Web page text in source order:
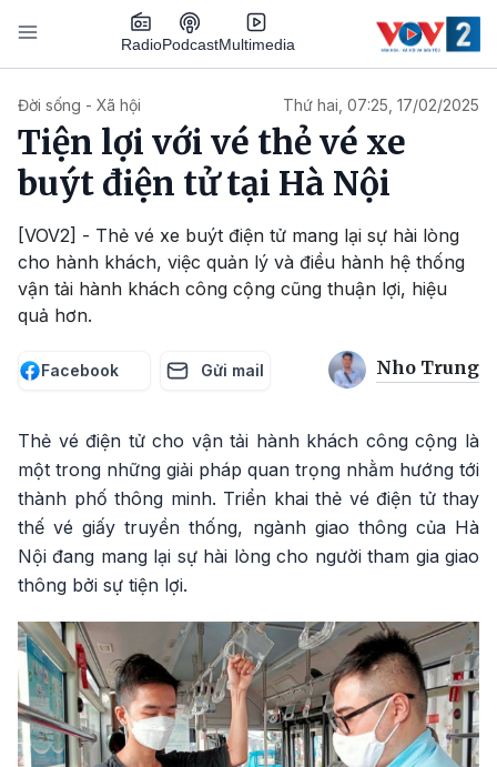
Nhảy đến nội dung
RadioPodcastMultimedia
Đời sống - Xã hội Thứ hai, 07:25, 17/02/2025
Tiện lợi với vé thẻ vé xe
buýt điện tử tại Hà Nội
[VOV2] - Thẻ vé xe buýt điện tử mang lại sự hài lòng
cho hành khách, việc quản lý và điều hành hệ thống
vận tải hành khách công cộng cũng thuận lợi, hiệu
quả hơn.
Facebook Gửi mail Nho Trung
Thẻ vé điện tử cho vận tải hành khách công cộng là
một trong những giải pháp quan trọng nhằm hướng tới
thành phố thông minh. Triển khai thẻ vé điện tử thay
thế vé giấy truyền thống, ngành giao thông của Hà
Nội đang mang lại sự hài lòng cho người tham gia giao
thông bởi sự tiện lợi.